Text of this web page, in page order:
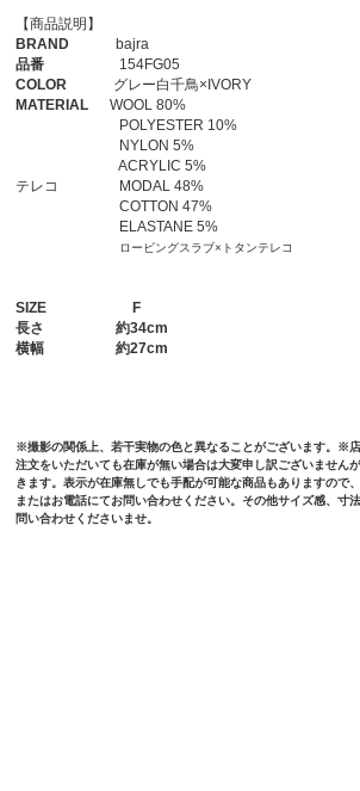
【商品説明】
BRAND bajra
品番 154FG05
COLOR グレー白千鳥×IVORY
MATERIAL WOOL 80%
POLYESTER 10%
NYLON 5%
ACRYLIC 5%
テレコ MODAL 48%
COTTON 47%
ELASTANE 5%
ロービングスラブ×トタンテレコ
SIZE
F
長さ
約34cm
横幅 約27cm
※撮影の関係上、若干実物の色と異なることがございます。※
注文をいただいても在庫が無い場合は大変申し訳ございません
きます。表示が在庫無しでも手配が可能な商品もありますので
またはお電話にてお問い合わせください。その他サイズ感、寸
問い合わせくださいませ。